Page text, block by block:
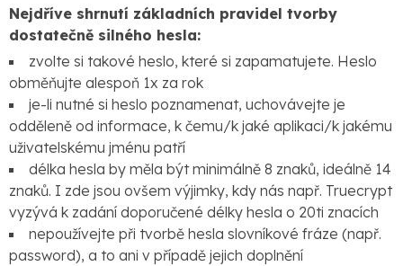
Nejdříve shrnutí základních pravidel tvorby
dostatečně silného hesla:
zvolte si takové heslo, které si zapamatujete. Heslo
obměňujte alespoň 1x za rok
je-li nutné si heslo poznamenat, uchovávejte je
odděleně od informace, k čemu/k jaké aplikaci/k jakému
uživatelskému jménu patří
délka hesla by měla být minimálně 8 znaků, ideálně 14
znaků. I zde jsou ovšem výjimky, kdy nás např. Truecrypt
vyzývá k zadání doporučené délky hesla o 20ti znacích
nepoužívejte při tvorbě hesla slovníkové fráze (např.
password), a to ani v případě jejich doplnění